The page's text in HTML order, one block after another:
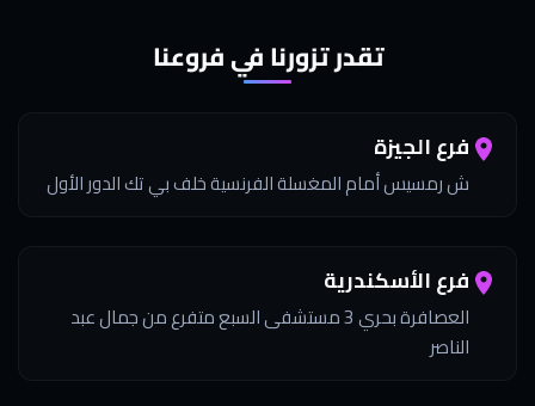
تقدر تزورنا في فروعنا
فرع الجيزة
ش رمسيس أمام المغسلة الفرنسية خلف بي تك الدور الأول
فرع الأسكندرية
العصافرة بحري 3 مستشفى السبع متفرع من جمال عبد
الناصر